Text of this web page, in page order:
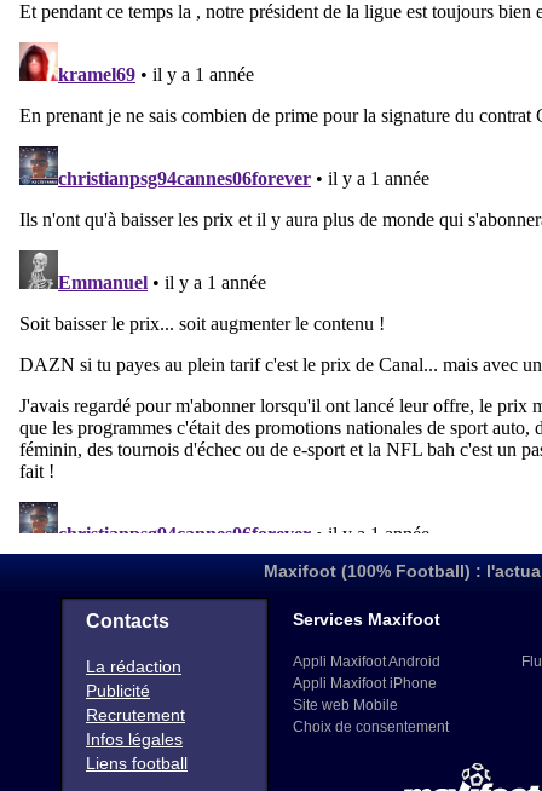
Maxifoot (100% Football) :
Contacts
La rédaction
Publicité
Recrutement
Infos légales
Liens football
Services Maxifoot
Appli Maxifoot Android
Appli Maxifoot iPhone
Site web Mobile
Choix de consentement